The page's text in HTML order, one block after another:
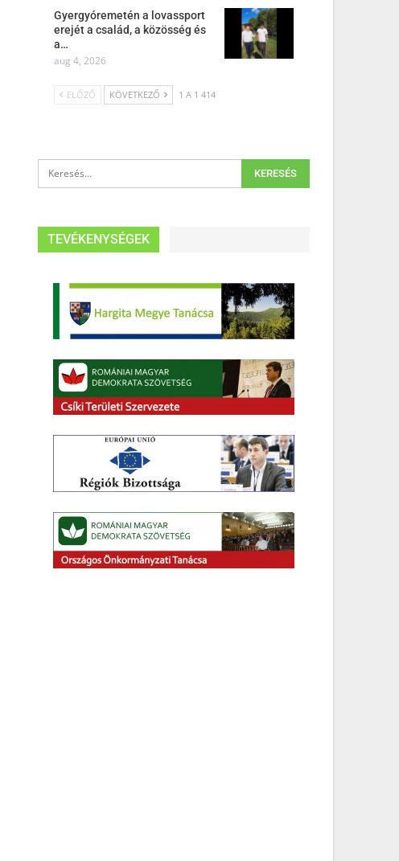
Gyergyóremetén a lovassport
erejét a család, a közösség és
a…
aug 4, 2026
ELŐZŐ KÖVETKEZŐ 1 A 1 414
TEVÉKENYSÉGEK